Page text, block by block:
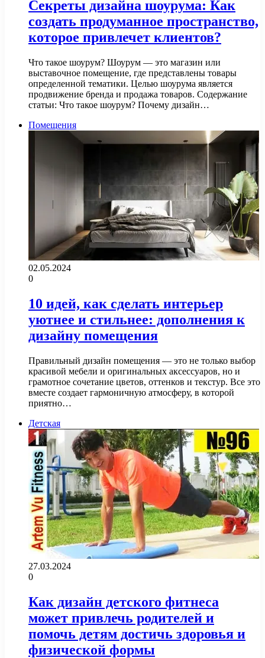
Секреты дизайна шоурума: Как
создать продуманное пространство,
которое привлечет клиентов?
Что такое шоурум? Шоурум — это магазин или
выставочное помещение, где представлены товары
определенной тематики. Целью шоурума является
продвижение бренда и продажа товаров. Содержание
статьи: Что такое шоурум? Почему дизайн…
Помещения
02.05.2024
0
10 идей, как сделать интерьер
уютнее и стильнее: дополнения к
дизайну помещения
Правильный дизайн помещения — это не только выбор
красивой мебели и оригинальных аксессуаров, но и
грамотное сочетание цветов, оттенков и текстур. Все это
вместе создает гармоничную атмосферу, в которой
приятно…
Детская
27.03.2024
0
Как дизайн детского фитнеса
может привлечь родителей и
помочь детям достичь здоровья и
физической формы